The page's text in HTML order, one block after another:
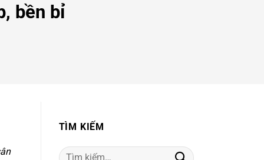
bền bỉ
TÌM KIẾM
Tìm